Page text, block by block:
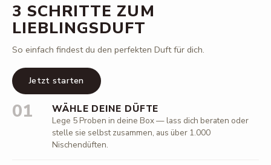
3 SCHRITTE ZUM
LIEBLINGSDUFT
So einfach findest du den perfekten Duft für dich.
Jetzt starten
01 WÄHLE DEINE DÜFTE
Lege 5 Proben in deine Box — lass dich beraten oder
stelle sie selbst zusammen, aus über 1.000
Nischendüften.